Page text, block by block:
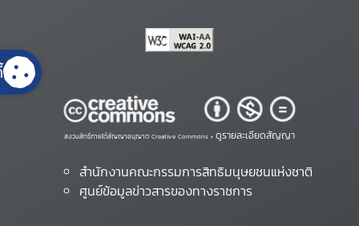
สงวนสิทธิ์ภายใต้สัญญาอนุญาต Creative Commons • ดูรายละเอียดสัญญา
สำนักงานคณะกรรมการสิทธิมนุษยชนแห่งชาติ
ศูนย์ข้อมูลข่าวสารของทางราชการ